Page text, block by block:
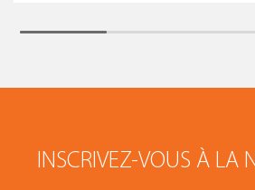
INSCRIVEZ-VOUS À LA